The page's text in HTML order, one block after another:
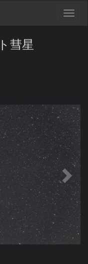
彗星